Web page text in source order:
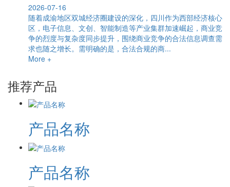
2026-07-16
随着成渝地区双城经济圈建设的深化，四川作为西部经济核心
区，电子信息、文创、智能制造等产业集群加速崛起，商业竞
争的烈度与复杂度同步提升，围绕商业竞争的合法信息调查需
求也随之增长。需明确的是，合法合规的商...
More +
推荐产品
产品名称
产品名称